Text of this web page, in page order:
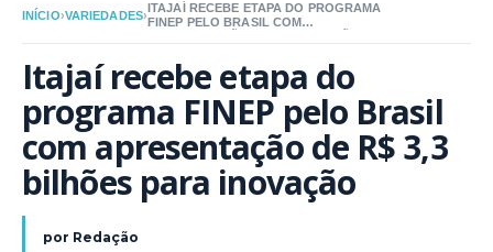
INÍCIO›VARIEDADES›
ITAJAÍ RECEBE ETAPA DO PROGRAMA
FINEP PELO BRASIL COM
Itajaí recebe etapa do
programa FINEP pelo Brasil
com apresentação de R$ 3,3
bilhões para inovação
por Redação